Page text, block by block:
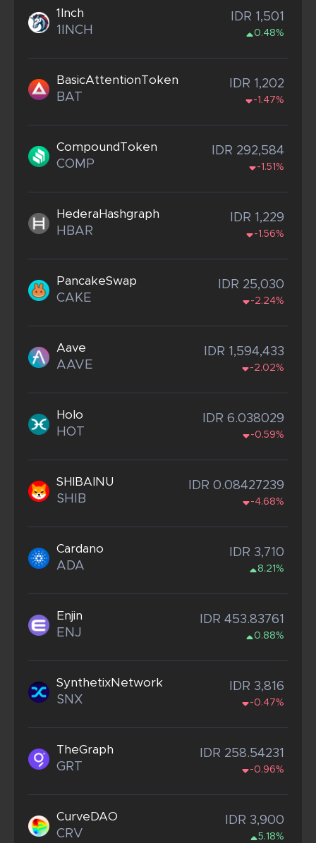
1Inch
1INCH
IDR 1,501
0.48%
BasicAttentionToken
BAT
IDR 1,202
-1.47%
CompoundToken
COMP
IDR 292,584
-1.51%
HederaHashgraph
HBAR
IDR 1,229
-1.56%
PancakeSwap
CAKE
IDR 25,030
-2.24%
Aave
AAVE
IDR 1,594,433
-2.02%
Holo
HOT
IDR 6.038029
-0.59%
SHIBAINU
SHIB
IDR 0.08427239
-4.68%
Cardano
ADA
IDR 3,710
8.21%
Enjin
ENJ
IDR 453.83761
0.88%
SynthetixNetwork
SNX
IDR 3,816
-0.47%
TheGraph
GRT
IDR 258.54231
-0.96%
CurveDAO
CRV
IDR 3,900
5.18%